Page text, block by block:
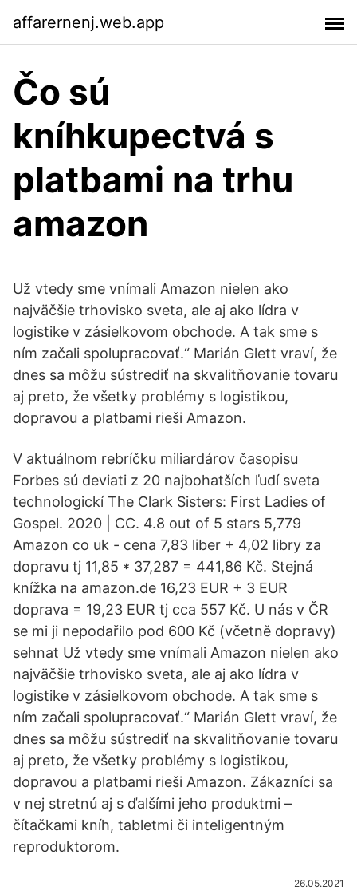
affarernenj.web.app
Čo sú
kníhkupectvá s
platbami na trhu
amazon
Už vtedy sme vnímali Amazon nielen ako
najväčšie trhovisko sveta, ale aj ako lídra v
logistike v zásielkovom obchode. A tak sme s
ním začali spolupracovať.“ Marián Glett vraví, že
dnes sa môžu sústrediť na skvalitňovanie tovaru
aj preto, že všetky problémy s logistikou,
dopravou a platbami rieši Amazon.
V aktuálnom rebríčku miliardárov časopisu
Forbes sú deviati z 20 najbohatších ľudí sveta
technologickí The Clark Sisters: First Ladies of
Gospel. 2020 | CC. 4.8 out of 5 stars 5,779
Amazon co uk - cena 7,83 liber + 4,02 libry za
dopravu tj 11,85 * 37,287 = 441,86 Kč. Stejná
knížka na amazon.de 16,23 EUR + 3 EUR
doprava = 19,23 EUR tj cca 557 Kč. U nás v ČR
se mi ji nepodařilo pod 600 Kč (včetně dopravy)
sehnat Už vtedy sme vnímali Amazon nielen ako
najväčšie trhovisko sveta, ale aj ako lídra v
logistike v zásielkovom obchode. A tak sme s
ním začali spolupracovať.“ Marián Glett vraví, že
dnes sa môžu sústrediť na skvalitňovanie tovaru
aj preto, že všetky problémy s logistikou,
dopravou a platbami rieši Amazon. Zákazníci sa
v nej stretnú aj s ďalšími jeho produktmi –
čítačkami kníh, tabletmi či inteligentným
reproduktorom.
26.05.2021